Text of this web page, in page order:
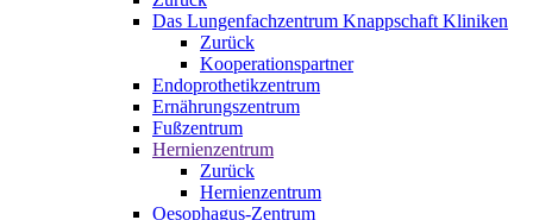
Das Lungenfachzentrum Knappschaft Kliniken
Zurück
Kooperationspartner
Endoprothetikzentrum
Ernährungszentrum
Fußzentrum
Hernienzentrum
Zurück
Hernienzentrum
Oesophagus-Zentrum